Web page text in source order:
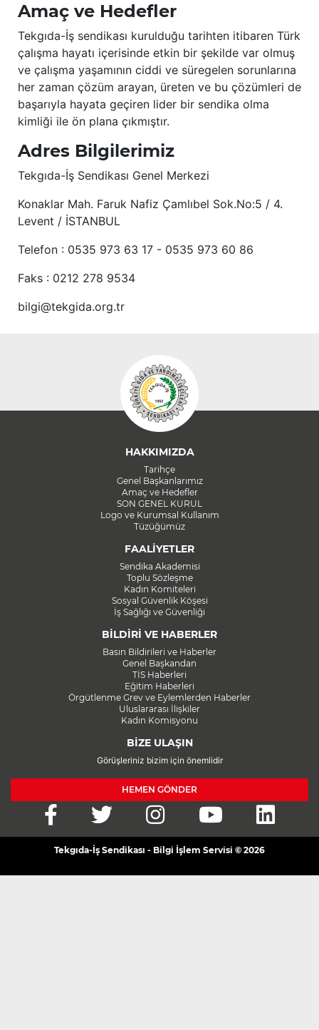
Amaç ve Hedefler
Tekgıda-İş sendikası kurulduğu tarihten itibaren Türk
çalışma hayatı içerisinde etkin bir şekilde var olmuş
ve çalışma yaşamının ciddi ve süregelen sorunlarına
her zaman çözüm arayan, üreten ve bu çözümleri de
başarıyla hayata geçiren lider bir sendika olma
kimliği ile ön plana çıkmıştır.
Adres Bilgilerimiz
Tekgıda-İş Sendikası Genel Merkezi
Konaklar Mah. Faruk Nafiz Çamlıbel Sok.No:5 / 4.
Levent / İSTANBUL
Telefon : 0535 973 63 17 - 0535 973 60 86
Faks : 0212 278 9534
bilgi@tekgida.org.tr
HAKKIMIZDA
Tarihçe
Genel Başkanlarımız
Amaç ve Hedefler
SON GENEL KURUL
Logo ve Kurumsal Kullanım
Tüzüğümüz
FAALİYETLER
Sendika Akademisi
Toplu Sözleşme
Kadın Komiteleri
Sosyal Güvenlik Köşesi
İş Sağlığı ve Güvenliği
BİLDİRİ VE HABERLER
Basın Bildirileri ve Haberler
Genel Başkandan
TİS Haberleri
Eğitim Haberleri
Örgütlenme Grev ve Eylemlerden Haberler
Uluslararası İlişkiler
Kadın Komisyonu
BİZE ULAŞIN
Görüşleriniz bizim için önemlidir
HEMEN GÖNDER
Tekgıda-İş Sendikası - Bilgi İşlem Servisi © 2026